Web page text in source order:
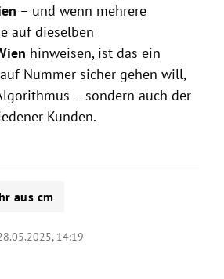
– und wenn mehrere
auf dieselben
hinweisen, ist das ein
Nummer sicher gehen will,
– sondern auch der
Kunden.
aus cm
14:19